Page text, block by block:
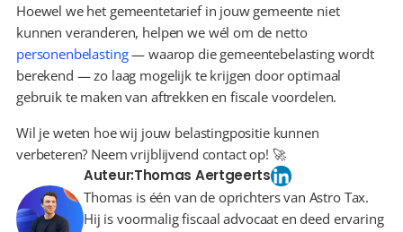
Hoewel we het gemeentetarief in jouw gemeente niet
kunnen veranderen, helpen we wél om de netto
personenbelasting — waarop die gemeentebelasting wordt
berekend — zo laag mogelijk te krijgen door optimaal
gebruik te maken van aftrekken en fiscale voordelen.
Wil je weten hoe wij jouw belastingpositie kunnen
verbeteren? Neem vrijblijvend contact op! 🚀
Auteur:Thomas Aertgeerts
Thomas is één van de oprichters van Astro Tax.
Hij is voormalig fiscaal advocaat en deed ervaring